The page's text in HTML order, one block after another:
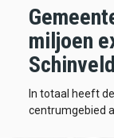
miljoen
In totaal heeft
centrumgebied